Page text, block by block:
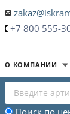
+7 800 555-
О КОМПАНИИ
Поиск по